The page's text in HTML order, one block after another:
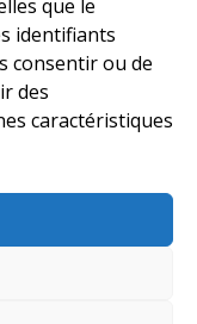
que le
identifiants
consentir ou de
des
caractéristiques
H7L 3N6
© 2026